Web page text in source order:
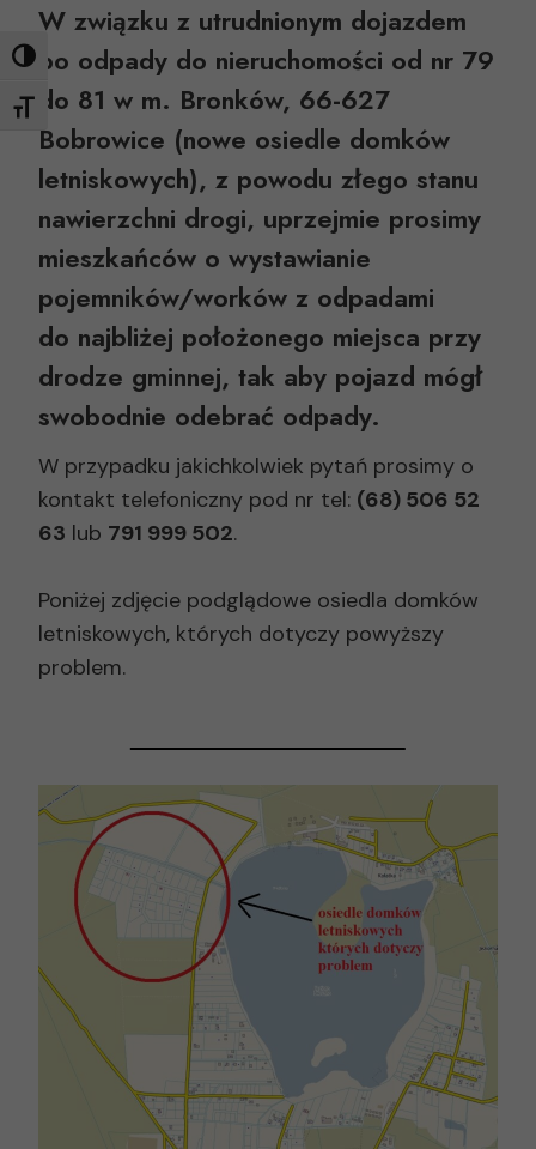
ZWIĘKSZ KONTRAST
POWIĘKSZ CZCIONKI
W związku z utrudnionym dojazdem
po odpady do nieruchomości od nr 79
do 81 w m. Bronków, 66-627
Bobrowice (nowe osiedle domków
letniskowych), z powodu złego stanu
nawierzchni drogi, uprzejmie prosimy
mieszkańców o wystawianie
pojemników/worków z odpadami
do najbliżej położonego miejsca przy
drodze gminnej, tak aby pojazd mógł
swobodnie odebrać odpady.
W przypadku jakichkolwiek pytań prosimy o
kontakt telefoniczny pod nr tel: (68) 506 52
63 lub 791 999 502.
Poniżej zdjęcie podglądowe osiedla domków
letniskowych, których dotyczy powyższy
problem.